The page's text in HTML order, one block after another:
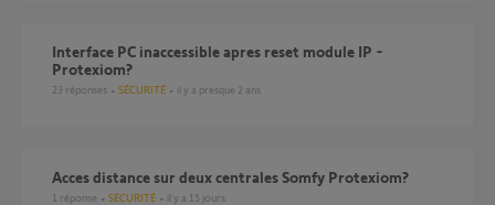
interface PC inaccessible apres reset module IP -
Protexiom?
23 réponses SÉCURITÉ il y a presque 2 ans
Acces distance sur deux centrales Somfy Protexiom?
1 réponse SÉCURITÉ il y a 15 jours